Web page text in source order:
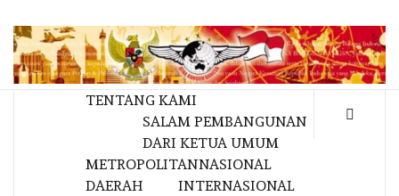
TENTANG KAMI
SALAM PEMBANGUNAN
DARI KETUA UMUM
METROPOLITANNASIONAL
DAERAH
INTERNASIONAL